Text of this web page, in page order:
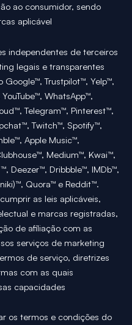
ao consumidor, sendo
aplicável
independentes de terceiros
legais e transparentes
Trustpilot™, Yelp™,
WhatsApp™,
Telegram™, Pinterest™,
Twitch™, Spotify™,
Apple Music™,
Medium™, Kwai™,
Deezer™, Dribbble™, IMDb™,
Quora™ e Reddit™.
as leis aplicáveis,
e marcas registradas,
de afiliação com as
serviços de marketing
de serviço, diretrizes
com as quais
capacidades
os termos e condições do